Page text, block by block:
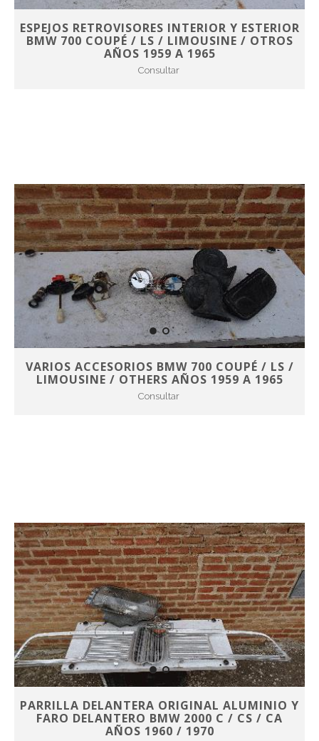
ESPEJOS RETROVISORES INTERIOR Y ESTERIOR
BMW 700 COUPÉ / LS / LIMOUSINE / OTROS
AÑOS 1959 A 1965
Consultar
VARIOS ACCESORIOS BMW 700 COUPÉ / LS /
LIMOUSINE / OTHERS AÑOS 1959 A 1965
Consultar
PARRILLA DELANTERA ORIGINAL ALUMINIO Y
FARO DELANTERO BMW 2000 C / CS / CA
AÑOS 1960 / 1970